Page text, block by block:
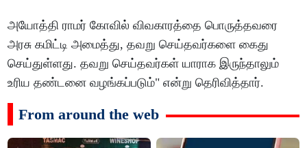
அயோத்தி ராமர் கோவில் விவகாரத்தை பொருத்தவரை
அரசு கமிட்டி அமைத்து, தவறு செய்தவர்களை கைது
செய்துள்ளது. தவறு செய்தவர்கள் யாராக இருந்தாலும்
உரிய தண்டனை வழங்கப்படும்" என்று தெரிவித்தார்.
From around the web